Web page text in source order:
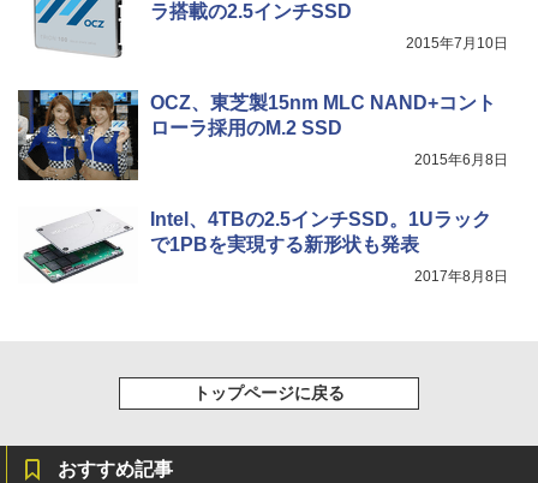
ラ搭載の2.5インチSSD
2015年7月10日
OCZ、東芝製15nm MLC NAND+コント
ローラ採用のM.2 SSD
2015年6月8日
Intel、4TBの2.5インチSSD。1Uラック
で1PBを実現する新形状も発表
2017年8月8日
トップページに戻る
おすすめ記事